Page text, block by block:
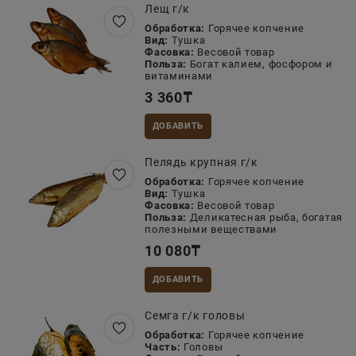
Лещ г/к
Обработка: Горячее копчение
Вид: Тушка
Фасовка: Весовой товар
Польза: Богат калием, фосфором и
витаминами
3 360₸
ДОБАВИТЬ
Пелядь крупная г/к
Обработка: Горячее копчение
Вид: Тушка
Фасовка: Весовой товар
Польза: Деликатесная рыба, богатая
полезными веществами
10 080₸
ДОБАВИТЬ
Семга г/к головы
Обработка: Горячее копчение
Часть: Головы